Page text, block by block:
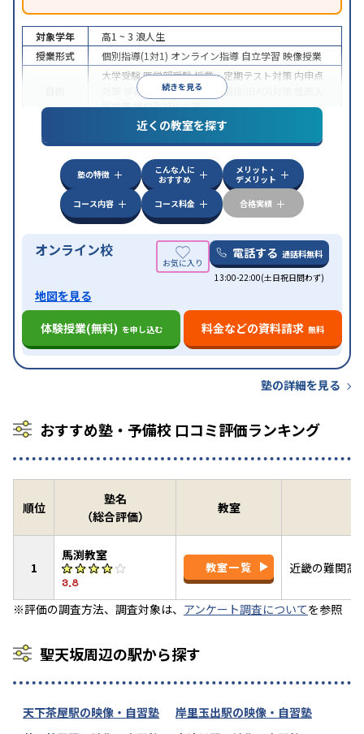
続きを見る
対象学年 高1 ~ 3 浪人生
授業形式
個別指導(1対1) オンライン指導 自立学習 映像授業
大学受験医学部受験授業・定期テスト対策 内申点
学習習慣の定着 総合型選抜(旧AO)対策
試対策学校別特化対策
特徴
中高一貫校生に対応授業の振替可能
学習にPC・タブレットを利用オンライン対応1
科目から受講可能
近くの教室を探す
塾の特徴
こんな人に
おすすめ
メリット・
デメリット
コース内容
コース料金 合格実績
オンライン校 電話する 通話料無料
13:00-22:00(土日祝日問わず)
地図を見る
体験授業(無料) を申し込む 料金などの資料請求 無料
塾の詳細を見る
おすすめ塾・予備校 口コミ評価ランキング
順位
塾名
（総合評価）
教室
1
馬渕教室
3.8
教室一覧 近畿の難関高
※評価の調査方法、調査対象は、 アンケート調査についてを参照
聖天坂周辺の駅から探す
天下茶屋駅の映像・自習塾
岸里玉出駅の映像・自習塾